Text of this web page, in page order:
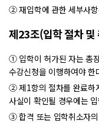
② 재입학에 관한 세부사
제23조(입학 절차 및
① 입학이 허가된 자는 총
수강신청을 이행하여야 한
② 제1항의 절차를 완료하
사실이 확인될 경우에는
③ 합격 또는 입학취소자